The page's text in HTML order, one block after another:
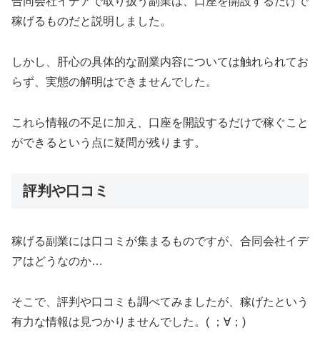
稼げるものだと説明しました。
しかし、肝心の具体的な副業内容については触れられてお
らず、実態の解明はできませんでした。
これら情報の不足に加え、口座を開設するだけで稼ぐこと
ができるという点に疑問が残ります。
評判や口コミ
稼げる副業には口コミが集まるものですが、合同会社イデ
アはどうなのか…
そこで、評判や口コミも調べてみましたが、稼げたという
有力な情報は見つかりませんでした。( ；∀；)